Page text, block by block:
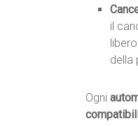
il
della
Ogni